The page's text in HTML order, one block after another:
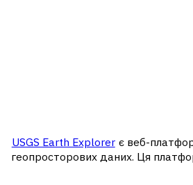
USGS Earth Explorer є веб-
геопросторових даних. Ця